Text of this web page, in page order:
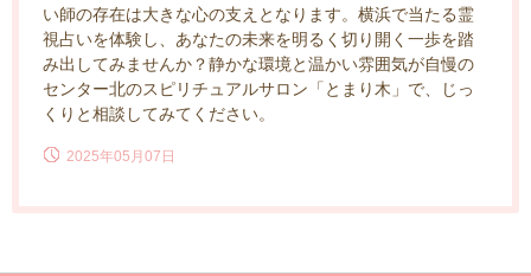
い師の存在は大きな心の支えとなります。横浜で当たる霊
視占いを体験し、あなたの未来を明るく切り開く一歩を踏
み出してみませんか？静かな環境と温かい雰囲気が自慢の
センター北のスピリチュアルサロン「とまり木」で、じっ
くりと相談してみてください。
2025年05月07日